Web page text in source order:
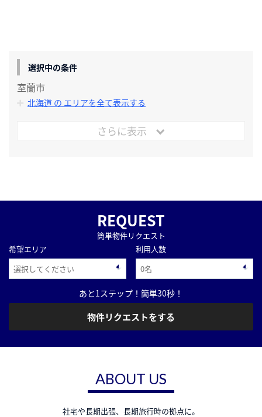
選択中の条件
室蘭市
北海道 の エリアを全て表示する
さらに表示
REQUEST
簡単物件リクエスト
希望エリア
利用人数
あと1ステップ！簡単30秒！
物件リクエストをする
ABOUT US
社宅や長期出張、長期旅行時の拠点に。